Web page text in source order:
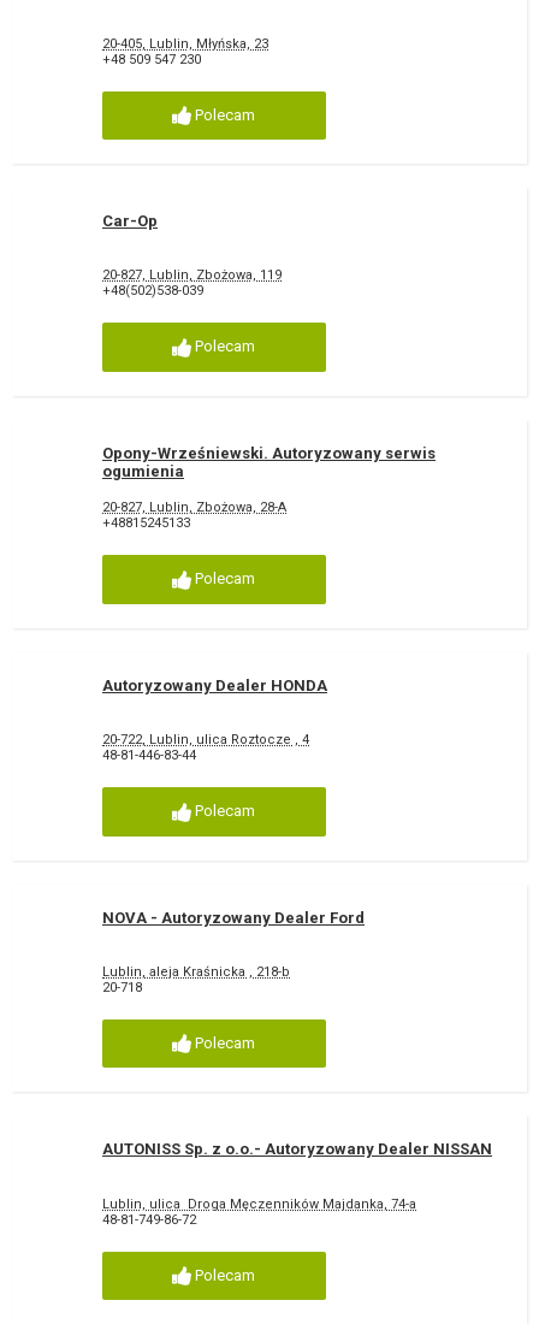
20-405, Lublin, Młyńska, 23
+48 509 547 230
Polecam
Car-Op
20-827, Lublin, Zbożowa, 119
+48(502)538-039
Polecam
Opony-Wrześniewski. Autoryzowany serwis
ogumienia
20-827, Lublin, Zbożowa, 28-A
+48815245133
Polecam
Autoryzowany Dealer HONDA
20-722, Lublin, ulica Roztocze , 4
48-81-446-83-44
Polecam
NOVA - Autoryzowany Dealer Ford
Lublin, aleja Kraśnicka , 218-b
20-718
Polecam
AUTONISS Sp. z o.o.- Autoryzowany Dealer NISSAN
Lublin, ulica Droga Męczenników Majdanka, 74-a
48-81-749-86-72
Polecam